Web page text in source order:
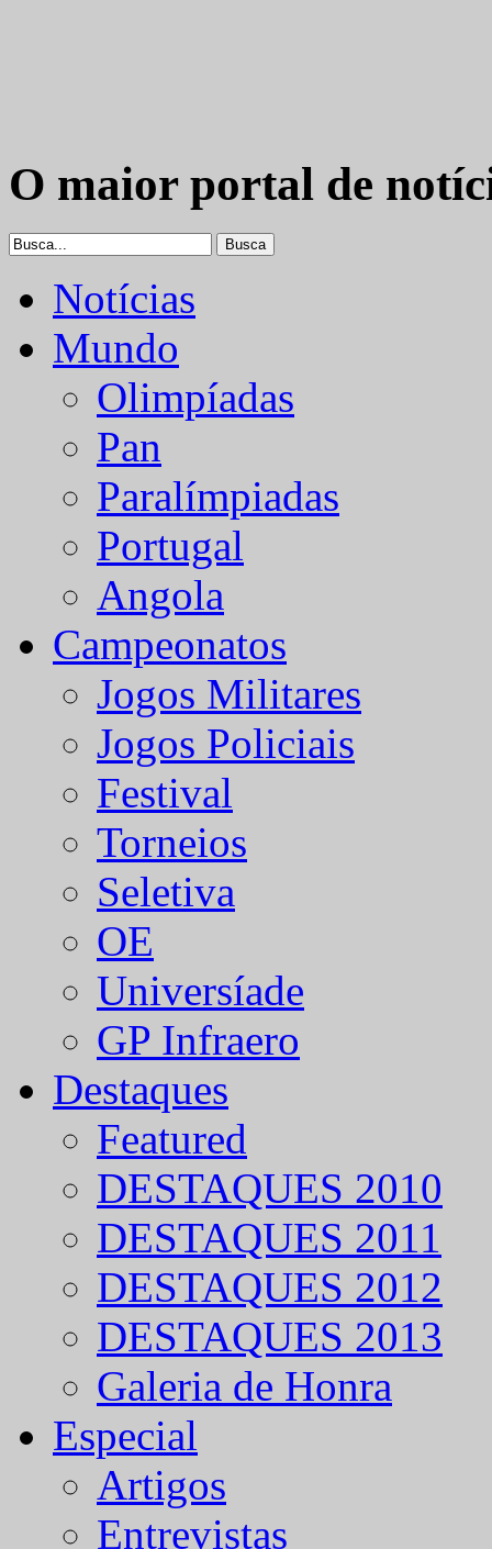
O maior portal de
Notícias
Mundo
Olimpíadas
Pan
Paralímpiadas
Portugal
Angola
Campeonatos
Jogos Militares
Jogos Policiais
Festival
Torneios
Seletiva
OE
Universíade
GP Infraero
Destaques
Featured
DESTAQUES 2010
DESTAQUES 2011
DESTAQUES 2012
DESTAQUES 2013
Galeria de Honra
Especial
Artigos
Entrevistas